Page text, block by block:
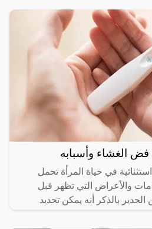
الغشاء وأسبابه
في حياة المرأة تحمل
والأعراض التي تظهر قبل
الجدير بالذكر أنه يمكن تحديد